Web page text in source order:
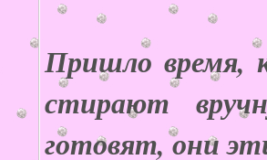
Пришло время,
стирают
готовят, они